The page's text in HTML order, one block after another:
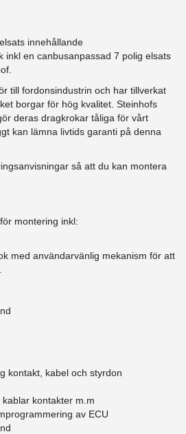
innehållande
inkl en canbusanpassad 7 polig elsats
till fordonsindustrin och har tillverkat
borgar för hög kvalitet. Steinhofs
deras dragkrokar tåliga för vårt
kan lämna livtids garanti på denna
så att du kan montera
montering inkl:
med användarvänlig mekanism för att
kontakt, kabel och styrdon
kontakter m.m
av ECU